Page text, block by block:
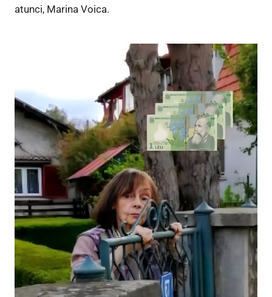
atunci, Marina Voica.